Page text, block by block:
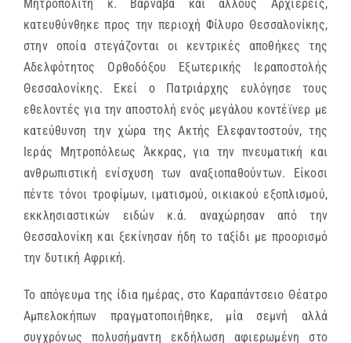
Μητροπολίτη κ. Βαρνάβα και άλλους Αρχιερείς,
κατευθύνθηκε προς την περιοχή Φίλυρο Θεσσαλονίκης,
στην οποία στεγάζονται οι κεντρικές αποθήκες της
Αδελφότητος Ορθοδόξου Εξωτερικής Ιεραποστολής
Θεσσαλονίκης. Εκεί ο Πατριάρχης ευλόγησε τους
εθελοντές για την αποστολή ενός μεγάλου κοντέϊνερ με
κατεύθυνση την χώρα της Ακτής Ελεφαντοστούν, της
Ιεράς Μητροπόλεως Άκκρας, για την πνευματική και
ανθρωπιστική ενίσχυση των αναξιοπαθούντων. Είκοσι
πέντε τόνοι τροφίμων, ιματισμού, οικιακού εξοπλισμού,
εκκλησιαστικών ειδών κ.ά. αναχώρησαν από την
Θεσσαλονίκη και ξεκίνησαν ήδη το ταξίδι με προορισμό
την δυτική Αφρική.
Το απόγευμα της ίδια ημέρας, στο Καραπάντσειο Θέατρο
Αμπελοκήπων πραγματοποιήθηκε, μία σεμνή αλλά
συγχρόνως πολυσήμαντη εκδήλωση αφιερωμένη στο